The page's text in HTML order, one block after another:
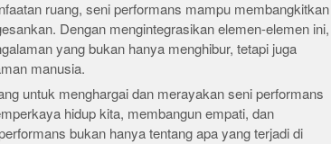
ruang, seni performans mampu membangkitkan
Dengan mengintegrasikan elemen-elemen ini,
yang bukan hanya menghibur, tetapi juga
manusia.
untuk menghargai dan merayakan seni performans
hidup kita, membangun empati, dan
bukan hanya tentang apa yang terjadi di